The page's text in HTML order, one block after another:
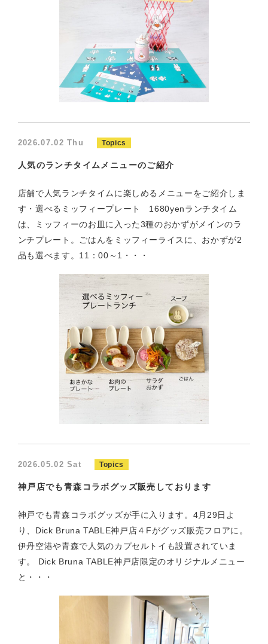
2026.07.02 Thu Topics
人気のランチタイムメニューのご紹介
店舗で人気ランチタイムに楽しめるメニューをご紹介しま
す・選べるミッフィープレート 1680yenランチタイム
は、ミッフィーのお皿に入った3種のおかずがメインのラ
ンチプレート。ごはんをミッフィーライスに、おかずが2
品も選べます。11：00～1・・・
2026.05.02 Sat Topics
神戸店でも青森コラボグッズ販売しております
神戸でも青森コラボグッズが手に入ります。4月29日よ
り、Dick Bruna TABLE神戸店４Fがグッズ販売フロアに。
伊丹空港や青森で人気のカプセルトイも設置されていま
す。 Dick Bruna TABLE神戸店限定のオリジナルメニュー
と・・・